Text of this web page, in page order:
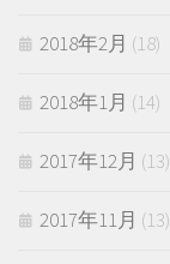
2018年2月 (18)
2018年1月 (14)
2017年12月 (13)
2017年11月 (13)